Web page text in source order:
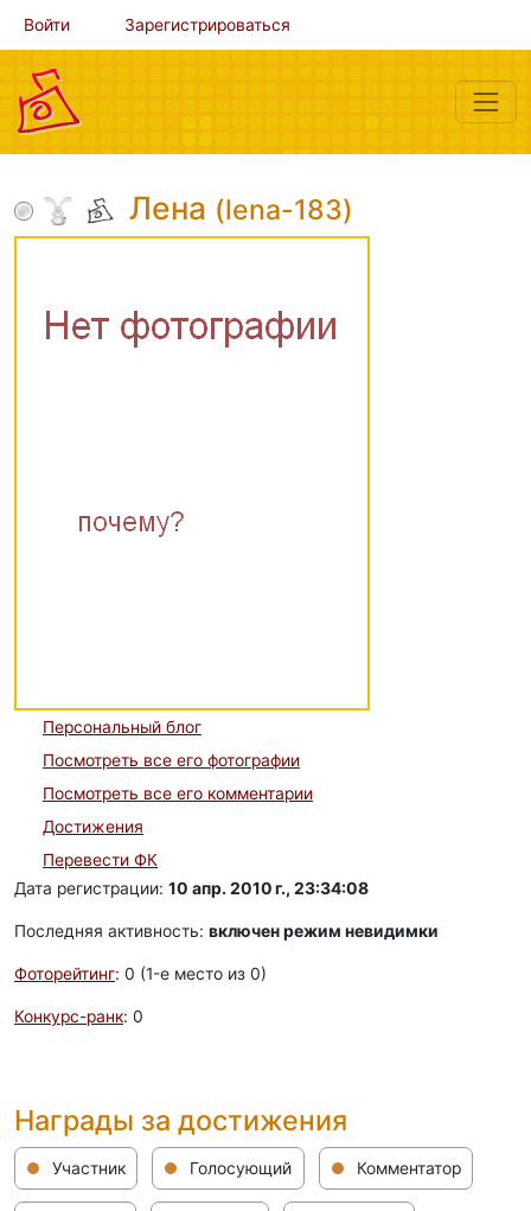
Войти Зарегистрироваться
Лена (lena-183)
Персональный блог
Посмотреть все его фотографии
Посмотреть все его комментарии
Достижения
Перевести ФК
Дата регистрации: 10 апр. 2010 г., 23:34:08
Последняя активность: включен режим невидимки
Фоторейтинг: 0 (1-e место из 0)
Конкурс-ранк: 0
Награды за достижения
Участник Голосующий Комментатор